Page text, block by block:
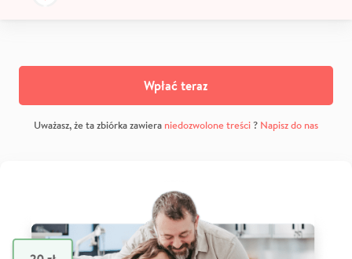
Wpłać teraz
Uważasz, że ta zbiórka zawiera niedozwolone treści? Napisz do nas